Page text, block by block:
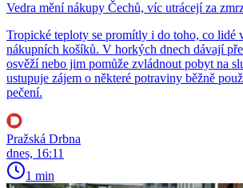
Vedra mění nákupy Čechů, víc utrácejí za
Tropické teploty se promítly i do toho, co lidé
nákupních košíků. V horkých dnech dávají
osvěží nebo jim pomůže zvládnout pobyt na
ustupuje zájem o některé potraviny běžně
pečení.
Pražská Drbna
dnes, 16:11
1 min